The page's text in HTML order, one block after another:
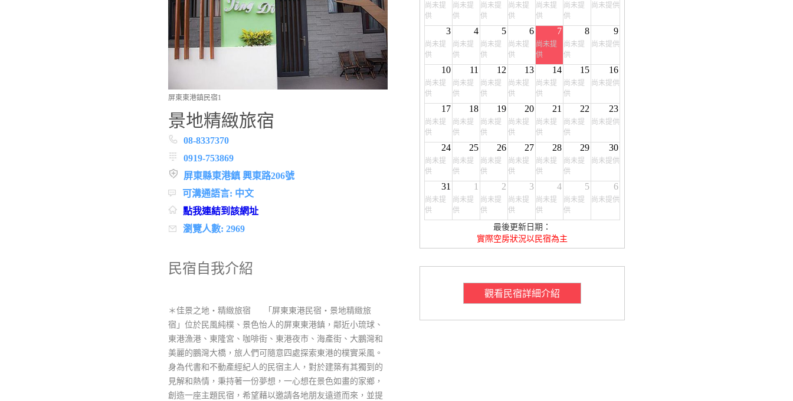
尚未提
供
尚未提
供
尚未提
供
尚未提
供
尚未提
供
尚未提
供
尚未提供
3
尚未提
供
4
尚未提
供
5
尚未提
供
6
尚未提
供
7
尚未提
供
8
尚未提
供
9
尚未提供
10
尚未提
供
11
尚未提
供
12
尚未提
供
13
尚未提
供
14
尚未提
供
15
尚未提
供
16
尚未提供
17
尚未提
供
18
尚未提
供
19
尚未提
供
20
尚未提
供
21
尚未提
供
22
尚未提
供
23
尚未提供
24
尚未提
供
25
尚未提
供
26
尚未提
供
27
尚未提
供
28
尚未提
供
29
尚未提
供
30
尚未提供
31
尚未提
供
1
尚未提
供
2
尚未提
供
3
尚未提
供
4
尚未提
供
5
尚未提
供
6
尚未提供
最後更新日期：
實際空房狀況以民宿為主
觀看民宿詳細介紹
屏東東港鎮民宿1
景地精緻旅宿
08-8337370
0919-753869
屏東縣東港鎮 興東路206號
可溝通語言: 中文
點我連結到該網址
瀏覽人數: 2969
民宿自我介紹
＊佳景之地‧精緻旅宿 「屏東東港民宿‧景地精緻旅
宿」位於民風純樸、景色怡人的屏東東港鎮，鄰近小琉球、
東港漁港、東隆宮、咖啡街、東港夜市、海產街、大鵬灣和
美麗的鵬灣大橋，旅人們可隨意四處探索東港的樸實采風。
身為代書和不動產經紀人的民宿主人，對於建築有其獨到的
見解和熱情，秉持著一份夢想，一心想在景色如畫的家鄉，
創造一座主題民宿，希望藉以邀請各地朋友遠道而來，並提